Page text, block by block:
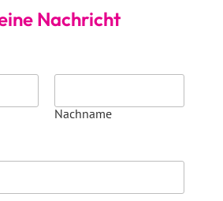
Nachricht
Nachname